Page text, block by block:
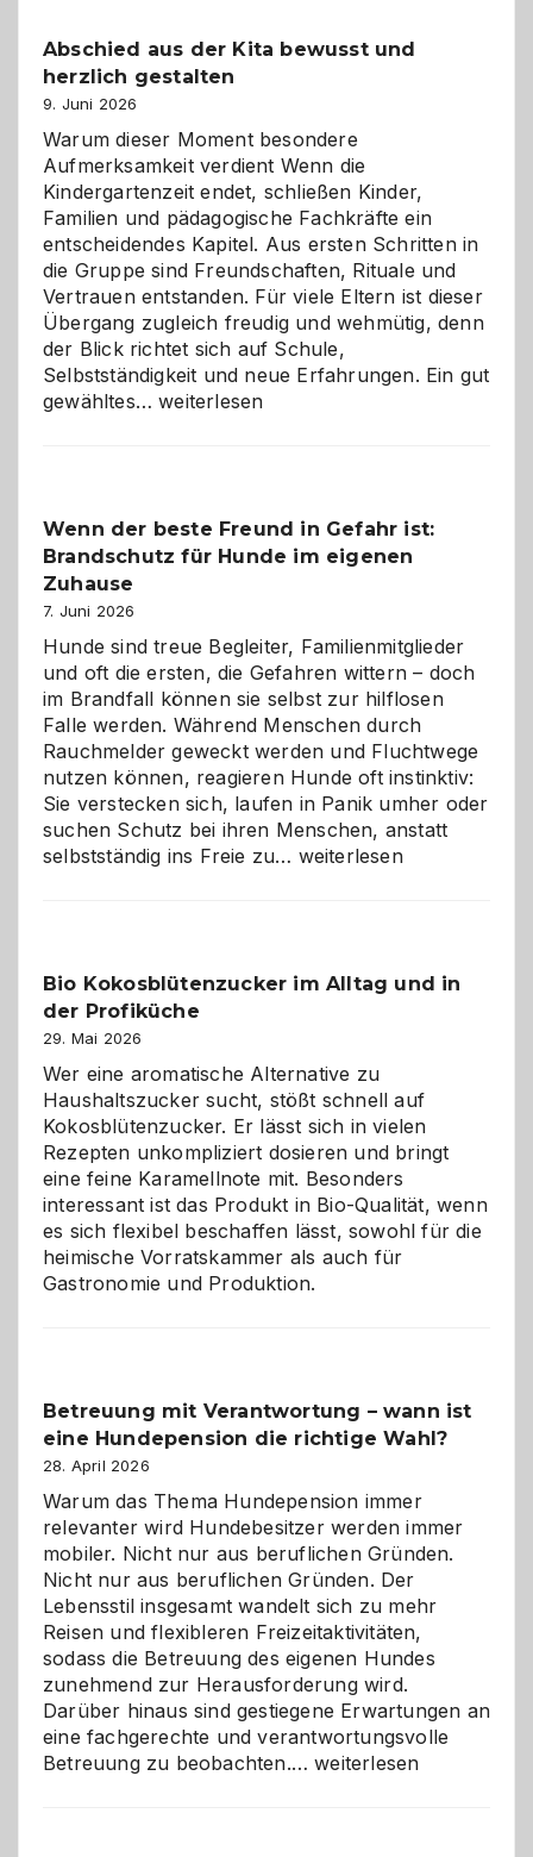
verstehen
Abschied aus der Kita bewusst und
herzlich gestalten
9. Juni 2026
Warum dieser Moment besondere
Aufmerksamkeit verdient Wenn die
Kindergartenzeit endet, schließen Kinder,
Familien und pädagogische Fachkräfte ein
entscheidendes Kapitel. Aus ersten Schritten in
die Gruppe sind Freundschaften, Rituale und
Vertrauen entstanden. Für viele Eltern ist dieser
Übergang zugleich freudig und wehmütig, denn
der Blick richtet sich auf Schule,
Selbstständigkeit und neue Erfahrungen. Ein gut
gewähltes…Abschied
und
herzlich
weiterlesen
Wenn der beste Freund in Gefahr ist:
Brandschutz für Hunde im eigenen
Zuhause
7. Juni 2026
Hunde sind treue Begleiter, Familienmitglieder
und oft die ersten, die Gefahren wittern – doch
im Brandfall können sie selbst zur hilflosen
Falle werden. Während Menschen durch
Rauchmelder geweckt werden und Fluchtwege
nutzen können, reagieren Hunde oft instinktiv:
Sie verstecken sich, laufen in Panik umher oder
suchen Schutz bei ihren Menschen, anstatt
selbstständig ins Freie zu… Wenn
Gefahr
für
Hunde
im
eigenen
Zuhause
weiterlesen
Bio Kokosblütenzucker im Alltag und in
der Profiküche
29. Mai 2026
Wer eine aromatische Alternative zu
Haushaltszucker sucht, stößt schnell auf
Kokosblütenzucker. Er lässt sich in vielen
Rezepten unkompliziert dosieren und bringt
eine feine Karamellnote mit. Besonders
interessant ist das Produkt in Bio-Qualität, wenn
es sich flexibel beschaffen lässt, sowohl für die
heimische Vorratskammer als auch für
Gastronomie und Produktion.
Betreuung mit Verantwortung – wann ist
eine Hundepension die richtige Wahl?
28. April 2026
Warum das Thema Hundepension immer
relevanter wird Hundebesitzer werden immer
mobiler. Nicht nur aus beruflichen Gründen.
Nicht nur aus beruflichen Gründen. Der
Lebensstil insgesamt wandelt sich zu mehr
Reisen und flexibleren Freizeitaktivitäten,
sodass die Betreuung des eigenen Hundes
zunehmend zur Herausforderung wird.
Darüber hinaus sind gestiegene Erwartungen an
eine fachgerechte und verantwortungsvolle
Betreuung zu beobachten.…Betreuung
weiterlesen